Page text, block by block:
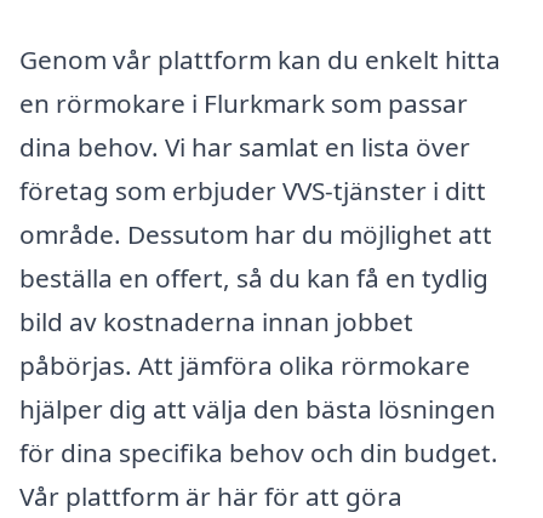
Genom vår plattform kan du enkelt hitta
en rörmokare i Flurkmark som passar
dina behov. Vi har samlat en lista över
företag som erbjuder VVS-tjänster i ditt
område. Dessutom har du möjlighet att
beställa en offert, så du kan få en tydlig
bild av kostnaderna innan jobbet
påbörjas. Att jämföra olika rörmokare
hjälper dig att välja den bästa lösningen
för dina specifika behov och din budget.
Vår plattform är här för att göra